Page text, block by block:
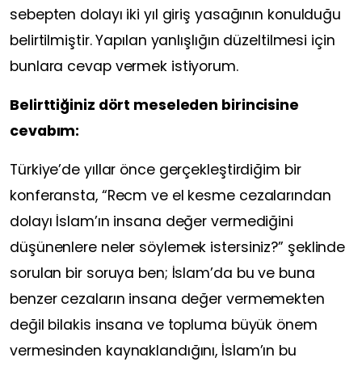
sebepten dolayı iki yıl giriş yasağının konulduğu
belirtilmiştir. Yapılan yanlışlığın düzeltilmesi için
bunlara cevap vermek istiyorum.
Belirttiğiniz dört meseleden birincisine
cevabım:
Türkiye’de yıllar önce gerçekleştirdiğim bir
konferansta, “Recm ve el kesme cezalarından
dolayı İslam’ın insana değer vermediğini
düşünenlere neler söylemek istersiniz?” şeklinde
sorulan bir soruya ben; İslam’da bu ve buna
benzer cezaların insana değer vermemekten
değil bilakis insana ve topluma büyük önem
vermesinden kaynaklandığını, İslam’ın bu